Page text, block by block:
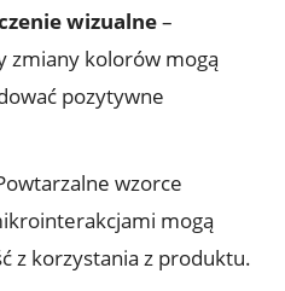
wizualne–
zmiany kolorów mogą
pozytywne
wzorce
mogą
z korzystania z produktu.